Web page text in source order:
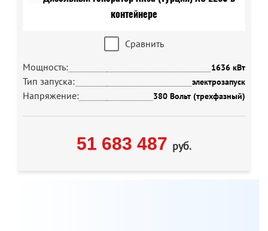
Сравнить
Мощность:
1636 кВт
Тип запуска: электрозапуск
Напряжение: 380 Вольт (трехфазный)
51 683 487 руб.